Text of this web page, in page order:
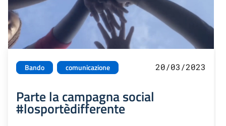
Bando comunicazione 20/03/2023
Parte la campagna social
#losportèdifferente